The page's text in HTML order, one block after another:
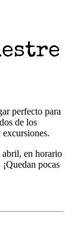
perfecto para
de los
abril, en horario
pocas